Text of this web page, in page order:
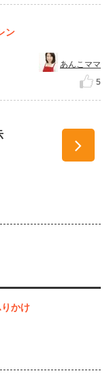
ン
あんこママ
5
かけ